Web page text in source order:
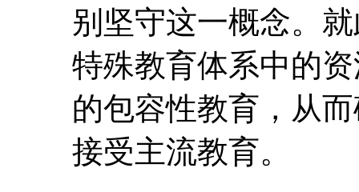
别坚守这一概念。
特殊教育体系中的
的包容性教育，从
接受主流教育。